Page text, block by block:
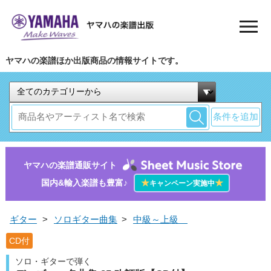
ヤマハの楽譜ほか出版商品の情報サイトです。
条件を追加
ヤマハの楽譜通販サイト
国内&輸入楽譜も豊富♪
★キャンペーン実施中★
ギター > ソロギター曲集 > 中級～上級
CD付
ソロ・ギターで弾く